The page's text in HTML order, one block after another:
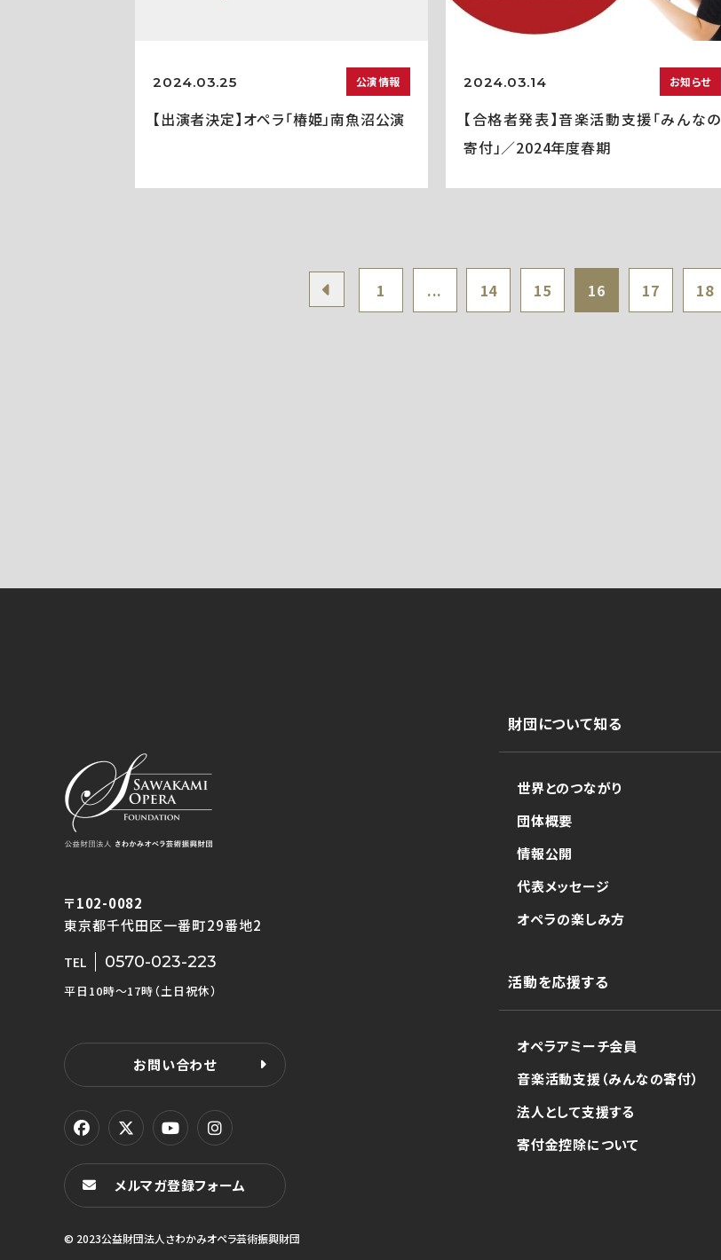
2024.03.25 公演情報
【出演者決定】オペラ「椿姫」南魚沼公演
2024.03.14 お知らせ
【合格者発表】音楽活動支援「みんなの
寄付」／2024年度春期
1 ... 14 15 16 17 18
〒102-0082
東京都千代田区一番町29番地2
TEL 0570-023-223
平日10時〜17時（土日祝休）
お問い合わせ
メルマガ登録フォーム
© 2023公益財団法人さわかみオペラ芸術振興財団
財団について知る
世界とのつながり
団体概要
情報公開
代表メッセージ
オペラの楽しみ方
活動を応援する
オペラアミーチ会員
音楽活動支援（みんなの寄付）
法人として支援する
寄付金控除について